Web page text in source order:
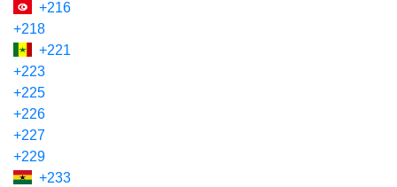
+216
+218
+221
+223
+225
+226
+227
+229
+233